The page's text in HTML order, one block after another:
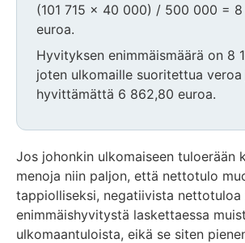
(101 715 x 40 000) / 500 000 = 8
euroa.
Hyvityksen enimmäismäärä on 8
joten ulkomaille suoritettua veroa
hyvittämättä 6 862,80 euroa.
Jos johonkin ulkomaiseen tuloerään
menoja niin paljon, että nettotulo
tappiolliseksi, negatiivista nettotuloa
enimmäishyvitystä laskettaessa
ulkomaantuloista, eikä se siten